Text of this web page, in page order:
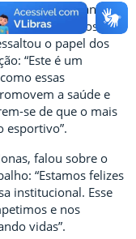
e Segurança
dos
o papel dos
“Este é um
essas
a saúde e
se de que o mais
esportivo”.
falou sobre o
“Estamos felizes
institucional. Esse
e nos
vidas”.